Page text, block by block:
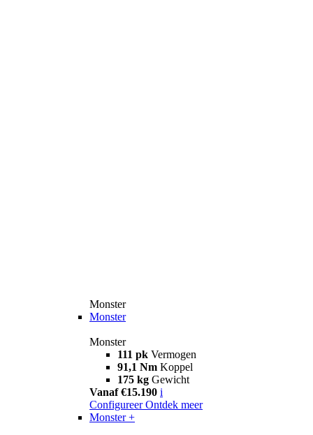
Monster
Monster
Monster
111 pk Vermogen
91,1 Nm Koppel
175 kg Gewicht
Vanaf €15.190 i
Configureer Ontdek meer
Monster +